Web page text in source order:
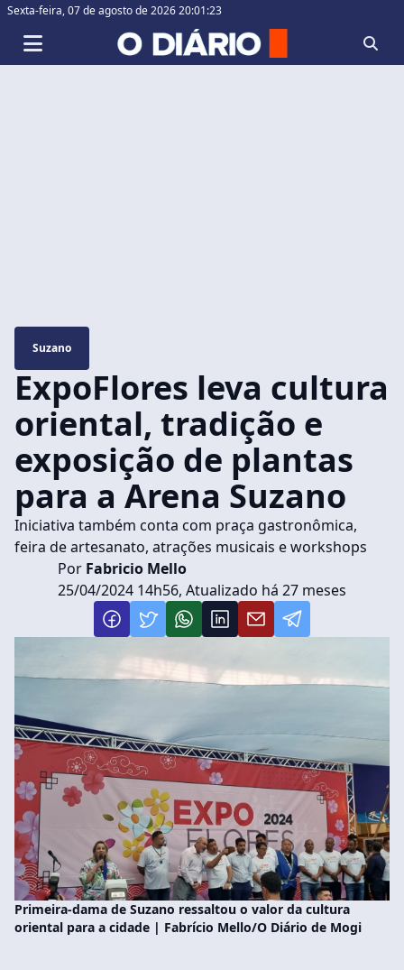
Sexta-feira,07 de agosto de 2026 20:01:24
Suzano
ExpoFlores leva cultura
oriental, tradição e
exposição de plantas
para a Arena Suzano
Iniciativa também conta com praça gastronômica,
feira de artesanato, atrações musicais e workshops
Por Fabricio Mello
25/04/2024 14h56, Atualizado há 27 meses
Primeira-dama de Suzano ressaltou o valor da cultura
oriental para a cidade | Fabrício Mello/O Diário de Mogi